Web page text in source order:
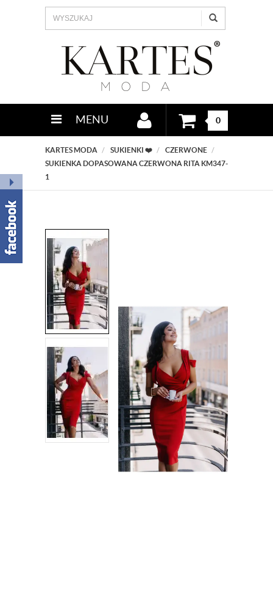
MENU 0
KARTES MODA SUKIENKI ❤️
CZERWONE
SUKIENKA DOPASOWANA CZERWONA RITA KM347-
1